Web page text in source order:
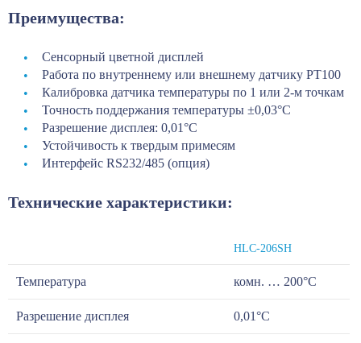
Преимущества:
Сенсорный цветной дисплей
Работа по внутреннему или внешнему датчику РТ100
Калибровка датчика температуры по 1 или 2-м точкам
Точность поддержания температуры ±0,03°С
Разрешение дисплея: 0,01°С
Устойчивость к твердым примесям
Интерфейс RS232/485 (опция)
Технические характеристики:
HLC-206SH
Температура комн. … 200°С
Разрешение дисплея 0,01°С